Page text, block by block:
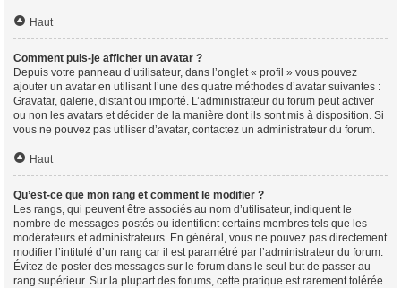
Haut
Comment puis-je afficher un avatar ?
Depuis votre panneau d’utilisateur, dans l’onglet « profil » vous pouvez
ajouter un avatar en utilisant l’une des quatre méthodes d’avatar suivantes :
Gravatar, galerie, distant ou importé. L’administrateur du forum peut activer
ou non les avatars et décider de la manière dont ils sont mis à disposition. Si
vous ne pouvez pas utiliser d’avatar, contactez un administrateur du forum.
Haut
Qu’est-ce que mon rang et comment le modifier ?
Les rangs, qui peuvent être associés au nom d’utilisateur, indiquent le
nombre de messages postés ou identifient certains membres tels que les
modérateurs et administrateurs. En général, vous ne pouvez pas directement
modifier l’intitulé d’un rang car il est paramétré par l’administrateur du forum.
Évitez de poster des messages sur le forum dans le seul but de passer au
rang supérieur. Sur la plupart des forums, cette pratique est rarement tolérée